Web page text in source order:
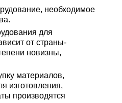
необходимое
для
от страны-
новизны,
материалов,
изготовления,
производятся